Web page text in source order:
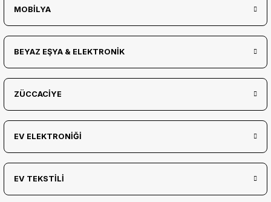
MOBİLYA
BEYAZ EŞYA & ELEKTRONİK
ZÜCCACİYE
EV ELEKTRONİĞİ
EV TEKSTİLİ